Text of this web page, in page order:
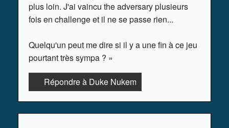
plus loin. J'ai vaincu the adversary plusieurs
fois en challenge et il ne se passe rien...
Quelqu'un peut me dire si il y a une fin à ce jeu
pourtant très sympa ? »
Répondre à Duke Nukem